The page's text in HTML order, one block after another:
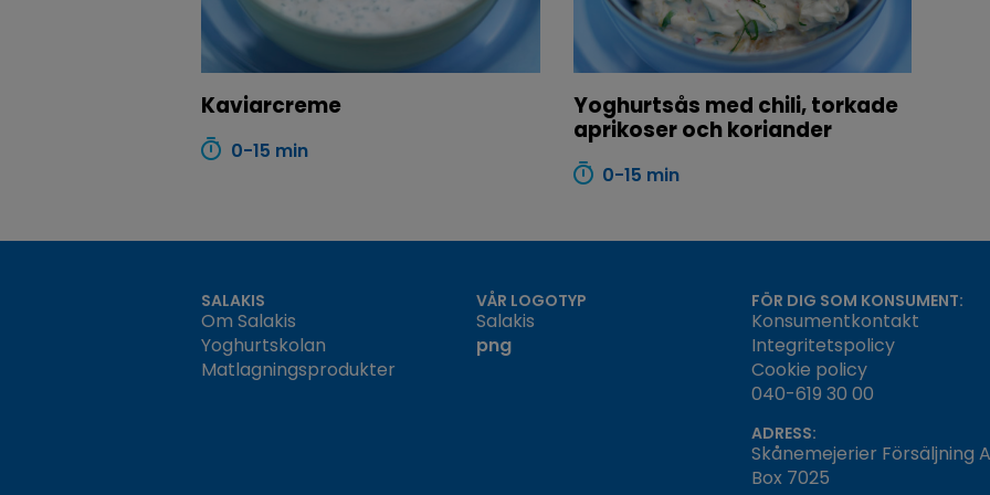
Kaviarcreme
0-15 min
Yoghurtsås med chili, torkade
aprikoser och koriander
0-15 min
SALAKIS
Om Salakis
Yoghurtskolan
Matlagningsprodukter
VÅR LOGOTYP
Salakis
png
FÖR DIG SOM KONSUMENT:
Konsumentkontakt
Integritetspolicy
Cookie policy
040-619 30 00
ADRESS:
Skånemejerier Försäljning
Box 7025